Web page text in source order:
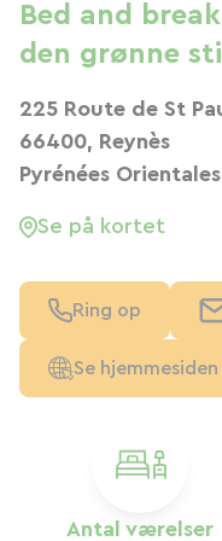
Antal værelser
Bed and
den grønne
225 Route de St
66400, Reynès
Pyrénées Orientales
Se på kortet
Ring op
Se hjemmesiden